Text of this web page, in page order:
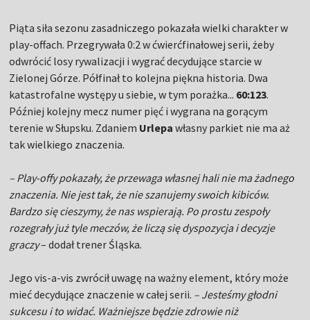
Piąta siła sezonu zasadniczego pokazała wielki charakter w
play-offach. Przegrywała 0:2 w ćwierćfinałowej serii, żeby
odwrócić losy rywalizacji i wygrać decydujące starcie w
Zielonej Górze. Półfinał to kolejna piękna historia. Dwa
katastrofalne występy u siebie, w tym porażka... 60:123.
Później kolejny mecz numer pięć i wygrana na gorącym
terenie w Słupsku. Zdaniem Urlepa własny parkiet nie ma aż
tak wielkiego znaczenia.
– Play-offy pokazały, że przewaga własnej hali nie ma żadnego
znaczenia. Nie jest tak, że nie szanujemy swoich kibiców.
Bardzo się cieszymy, że nas wspierają. Po prostu zespoły
rozegrały już tyle meczów, że liczą się dyspozycja i decyzje
graczy– dodał trener Śląska.
Jego vis-a-vis zwrócił uwagę na ważny element, który może
mieć decydujące znaczenie w całej serii. – Jesteśmy głodni
sukcesu i to widać. Ważniejsze będzie zdrowie niż